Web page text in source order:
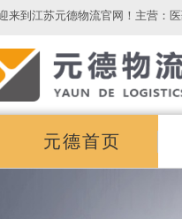
来到江苏元德物流官网！主营：
元德首页